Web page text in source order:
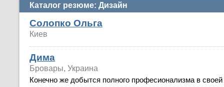
Каталог резюме: Дизайн
Солопко Ольга
Киев
Дима
Бровары, Украина
Конечно же добытся полного професионализма в своей